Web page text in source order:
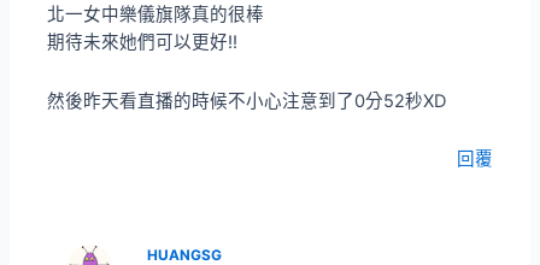
北一女中樂儀旗隊真的很棒
期待未來她們可以更好!!
然後昨天看直播的時候不小心注意到了0分52秒XD
回覆
HUANGSG